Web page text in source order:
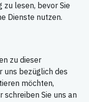
lesen, bevor Sie
Dienste nutzen.
zu dieser
uns bezüglich des
möchten,
schreiben Sie uns an